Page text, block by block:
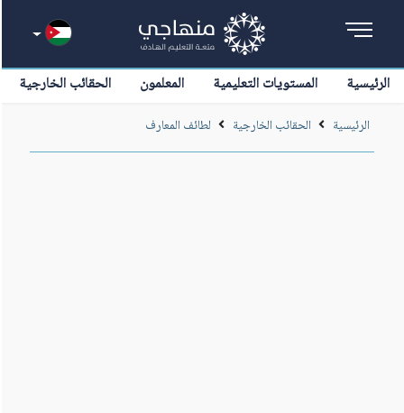
الرئيسية المستويات التعليمية المعلمون الحقائب الخارجية
الرئيسية الحقائب الخارجية لطائف المعارف